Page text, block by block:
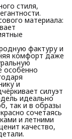
стиля,
материала:
фактуру и
комфорт даже
особенно
и
силуэт
идеально
так и в образы
сочетаясь
и летними
качество,